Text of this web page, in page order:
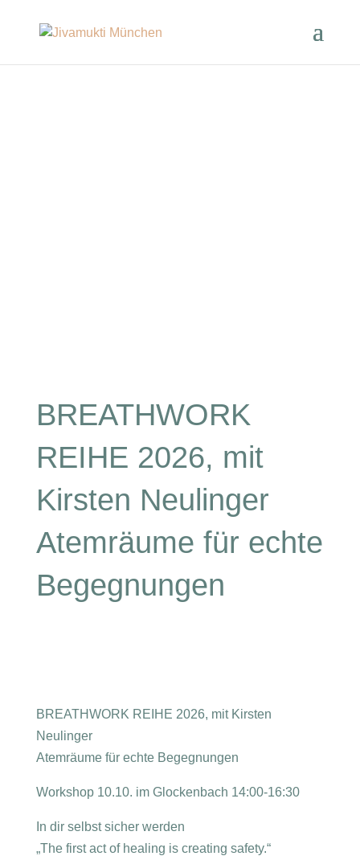
BREATHWORK
REIHE 2026, mit
Kirsten Neulinger
Atemräume für echte
Begegnungen
BREATHWORK REIHE 2026, mit Kirsten
Neulinger
Atemräume für echte Begegnungen
Workshop 10.10. im Glockenbach 14:00-16:30
In dir selbst sicher werden
„The first act of healing is creating safety.“